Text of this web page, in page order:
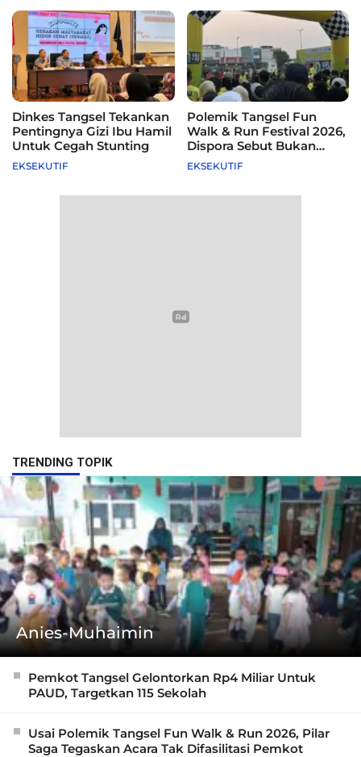
Dinkes Tangsel Tekankan
Pentingnya Gizi Ibu Hamil
Untuk Cegah Stunting
EKSEKUTIF
Polemik Tangsel Fun
Walk & Run Festival 2026,
Dispora Sebut Bukan
Agenda Pemkot
EKSEKUTIF
TRENDING TOPIK
Anies-Muhaimin
Pemkot Tangsel Gelontorkan Rp4 Miliar Untuk
PAUD, Targetkan 115 Sekolah
Usai Polemik Tangsel Fun Walk & Run 2026, Pilar
Saga Tegaskan Acara Tak Difasilitasi Pemkot